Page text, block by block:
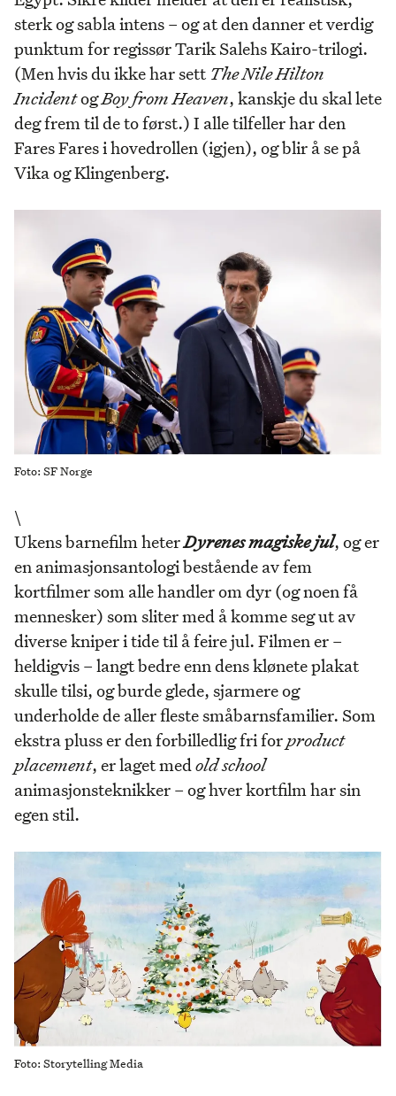
sterk og sabla intens – og at den danner et verdig
punktum for regissør Tarik Salehs Kairo-trilogi.
(Men hvis du ikke har sett The Nile Hilton
IncidentogBoy from Heaven, kanskje du skal lete
deg frem til de to først.) I alle tilfeller har den
Fares Fares i hovedrollen (igjen), og blir å se på
Vika og Klingenberg.
Foto: SF Norge
\
Ukens barnefilm heterDyrenes magiske jul, og er
en animasjonsantologi bestående av fem
kortfilmer som alle handler om dyr (og noen få
mennesker) som sliter med å komme seg ut av
diverse kniper i tide til å feire jul. Filmen er –
heldigvis – langt bedre enn dens klønete plakat
skulle tilsi, og burde glede, sjarmere og
underholde de aller fleste småbarnsfamilier. Som
ekstra pluss er den forbilledlig fri forproduct
placement, er laget medold school
animasjonsteknikker – og hver kortfilm har sin
egen stil.
Foto: Storytelling Media